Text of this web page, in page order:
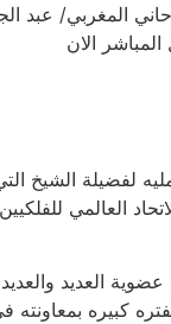
عبد الجليل بشر |
الان
لفضيلة الشيخ
العديد
كبيره